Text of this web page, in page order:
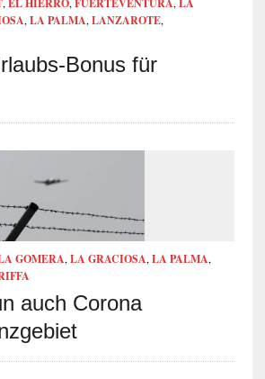
,EL HIERRO,FUERTEVENTURA,LA
,LA PALMA,LANZAROTE,
Bonus für
GOMERA,LA GRACIOSA,LA PALMA,
auch Corona